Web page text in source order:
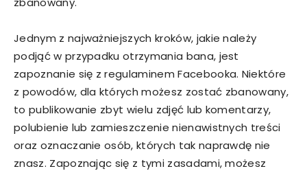
Jednym z najważniejszych kroków, jakie należy
podjąć w przypadku otrzymania bana, jest
zapoznanie się z regulaminem Facebooka. Niektóre
z powodów, dla których możesz zostać zbanowany,
to publikowanie zbyt wielu zdjęć lub komentarzy,
polubienie lub zamieszczenie nienawistnych treści
oraz oznaczanie osób, których tak naprawdę nie
znasz. Zapoznając się z tymi zasadami, możesz